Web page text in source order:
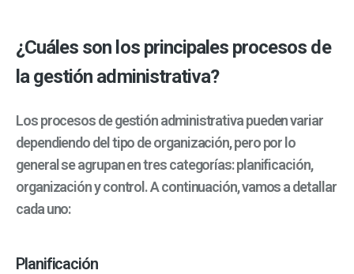
¿Cuáles son los principales procesos de
la gestión administrativa?
Los procesos de gestión administrativa pueden variar
dependiendo del tipo de organización, pero por lo
general se agrupan en tres categorías: planificación,
organización y control. A continuación, vamos a detallar
cada uno:
Planificación